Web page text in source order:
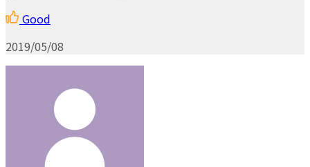
Good
2019/05/08